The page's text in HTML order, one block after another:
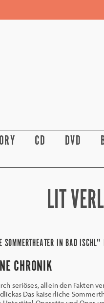
CD DVD
LIT
SOMMERTHEATER IN BAD
CHRONIK
seriöses, allein den Fakten
Das kaiserliche